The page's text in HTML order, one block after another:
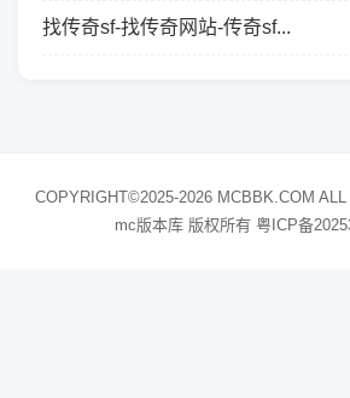
找传奇sf-找传奇网站-传奇sf...
COPYRIGHT©2025-2026 MCBBK.COM
mc版本库 版权所有 粤ICP备